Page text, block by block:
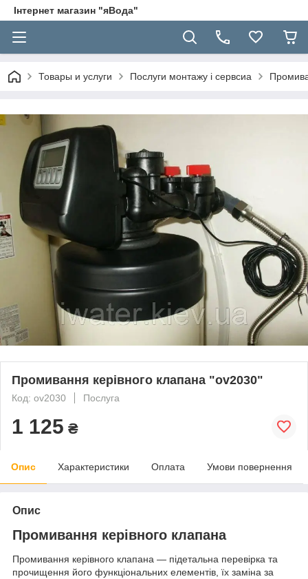
Інтернет магазин "яВода"
Товары и услуги Послуги монтажу і сервсиа
Промивання керівного клапана "ov2030"
Код: ov2030 Послуга
1 125 ₴
Опис Характеристики Оплата Умови повернення
Опис
Промивання керівного клапана
Промивання керівного клапана — підетальна перевірка та
прочищення його функціональних елементів, їх заміна за